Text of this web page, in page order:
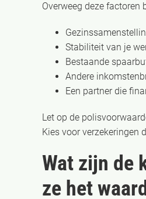
Overweeg deze factoren
Stabiliteit van je
Bestaande
Andere
Een partner die
Let op de
Kies voor verzekeringen
Wat zijn de
ze het